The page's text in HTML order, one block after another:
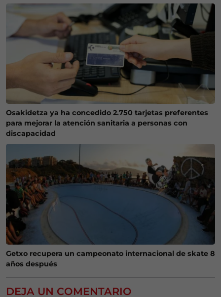
Osakidetza ya ha concedido 2.750 tarjetas preferentes
para mejorar la atención sanitaria a personas con
discapacidad
Getxo recupera un campeonato internacional de skate 8
años después
DEJA UN COMENTARIO